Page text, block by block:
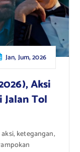
Jan, Jum, 2026
Aksi
Jalan Tol
ketegangan,